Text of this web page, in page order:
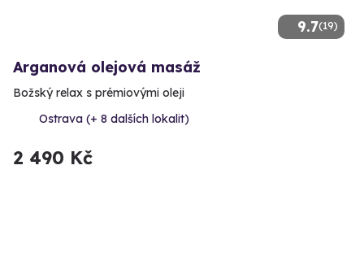
9.7(19)
Arganová olejová masáž
Božský relax s prémiovými oleji
Ostrava (+ 8 dalších lokalit)
2 490 Kč